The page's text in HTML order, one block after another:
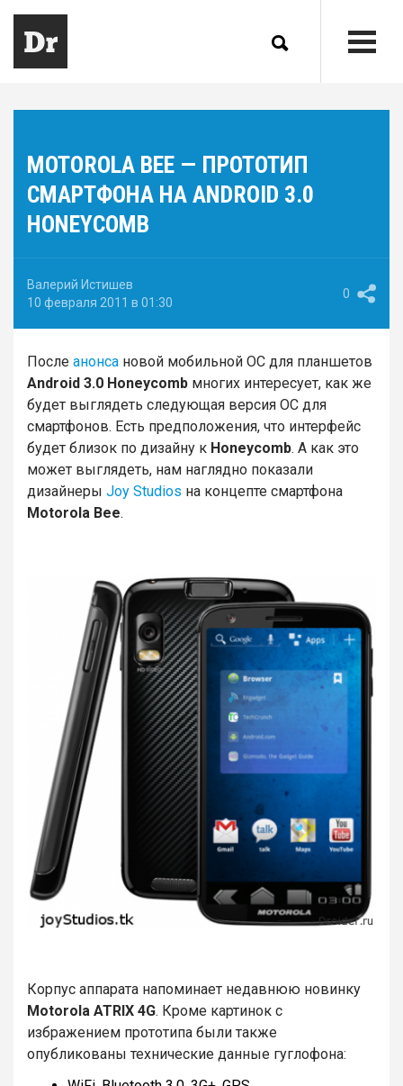
MOTOROLA BEE — ПРОТОТИП
СМАРТФОНА НА ANDROID 3.0
HONEYCOMB
Валерий Истишев
10 февраля 2011 в 01:30
0
После анонса новой мобильной ОС для планшетов
Android 3.0 Honeycomb многих интересует, как же
будет выглядеть следующая версия ОС для
смартфонов. Есть предположения, что интерфейс
будет близок по дизайну к Honeycomb. А как это
может выглядеть, нам наглядно показали
дизайнеры Joy Studios на концепте смартфона
Motorola Bee.
Корпус аппарата напоминает недавнюю новинку
Motorola ATRIX 4G. Кроме картинок с
избражением прототипа были также
опубликованы технические данные гуглофона: